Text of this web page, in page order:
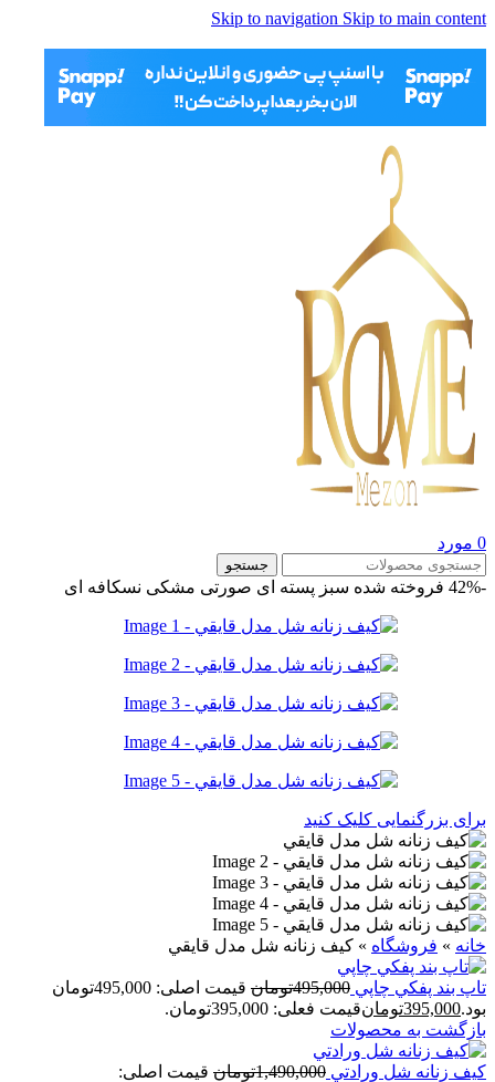
Skip to navigation Skip to main content
0 مورد
جستجو
-42% فروخته شده سبز پسته ای صورتی مشکی نسکافه ای
برای بزرگنمایی کلیک کنید
خانه » فروشگاه » کيف زنانه شل مدل قايقي
تاپ بند پفکي چاپي 495,000تومان
قیمت اصلی: 495,000تومان
بود.395,000تومانقیمت فعلی: 395,000تومان.
بازگشت به محصولات
کيف زنانه شل ورادتي 1,490,000تومان قیمت اصلی: